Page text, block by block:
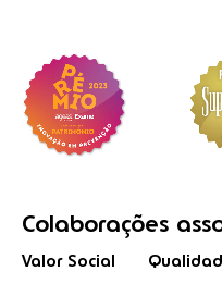
Colaborações
Valor Social